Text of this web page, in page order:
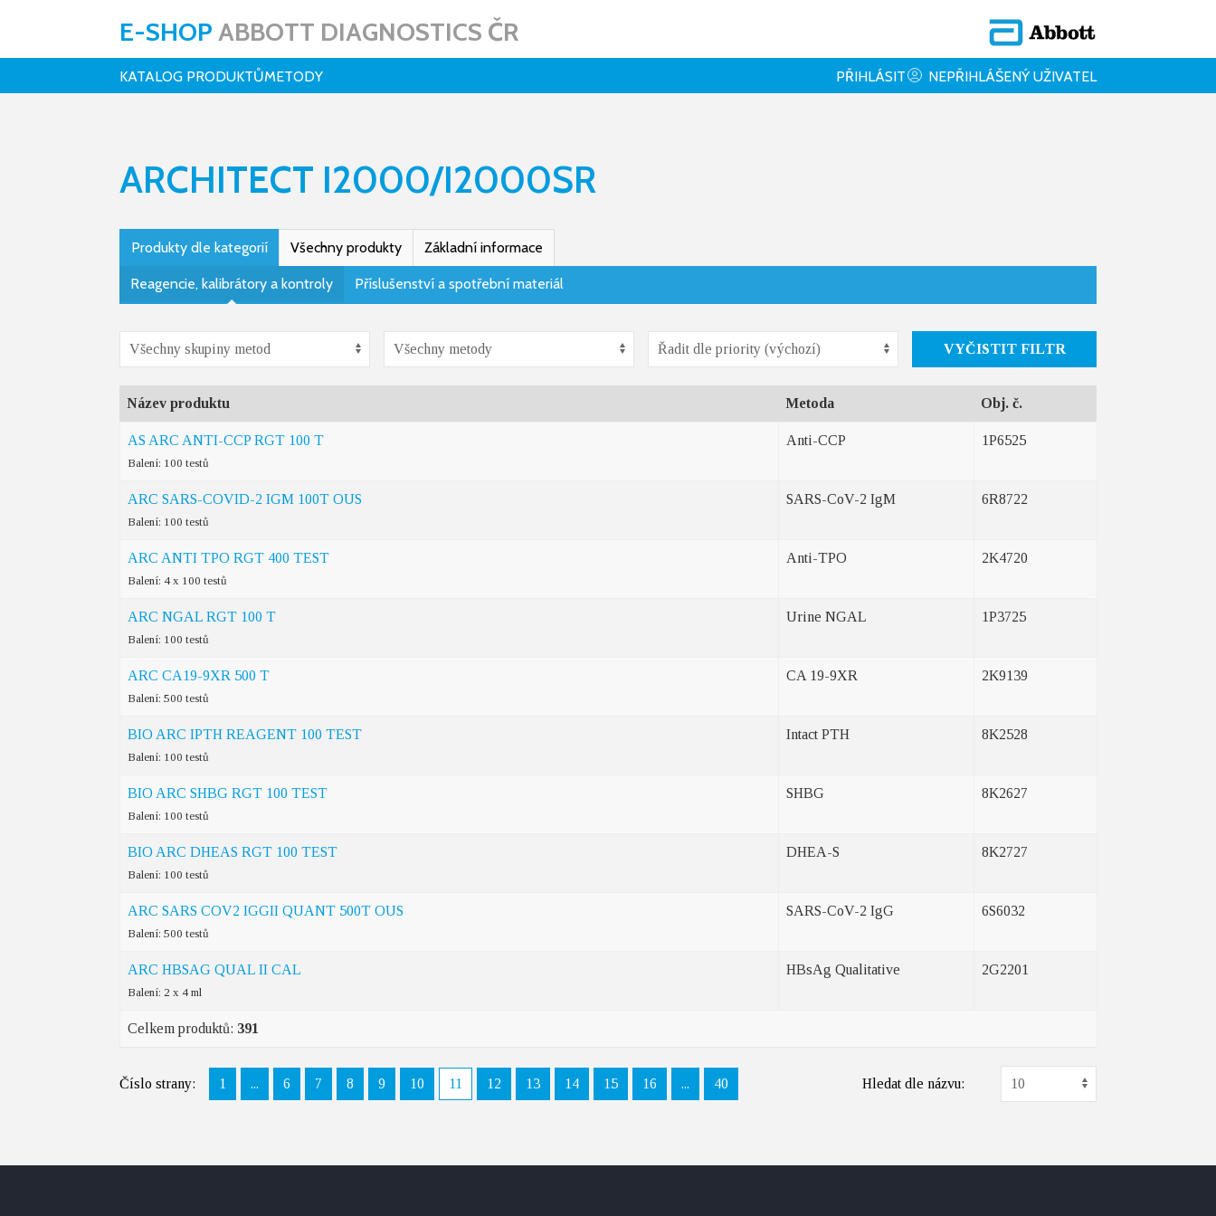
E-SHOP ABBOTT DIAGNOSTICS ČR
KATALOG PRODUKTŮMETODY PŘIHLÁSIT NEPŘIHLÁŠENÝ UŽIVATEL
ARCHITECT I2000/I2000SR
Produkty dle kategorií Všechny produkty Základní informace
Reagencie, kalibrátory a kontroly Příslušenství a spotřební materiál
VYČISTIT FILTR
Název produktu Metoda Obj. č.
AS ARC ANTI-CCP RGT 100 T
Balení: 100 testů
Anti-CCP 1P6525
ARC SARS-COVID-2 IGM 100T OUS
Balení: 100 testů
SARS-CoV-2 IgM 6R8722
ARC ANTI TPO RGT 400 TEST
Balení: 4 x 100 testů
Anti-TPO 2K4720
ARC NGAL RGT 100 T
Balení: 100 testů
Urine NGAL 1P3725
ARC CA19-9XR 500 T
Balení: 500 testů
CA 19-9XR 2K9139
BIO ARC IPTH REAGENT 100 TEST
Balení: 100 testů
Intact PTH 8K2528
BIO ARC SHBG RGT 100 TEST
Balení: 100 testů
SHBG 8K2627
BIO ARC DHEAS RGT 100 TEST
Balení: 100 testů
DHEA-S 8K2727
ARC SARS COV2 IGGII QUANT 500T OUS
Balení: 500 testů
SARS-CoV-2 IgG 6S6032
ARC HBSAG QUAL II CAL
Balení: 2 x 4 ml
HBsAg Qualitative 2G2201
Celkem produktů: 391
Číslo strany: 1 ... 6 7 8 9 10 11 12 13 14 15 16 ... 40 Hledat dle názvu: